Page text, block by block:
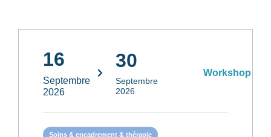
16
Septembre
2026
30
Septembre
2026
Workshop
Soins & encadrement & thérapie